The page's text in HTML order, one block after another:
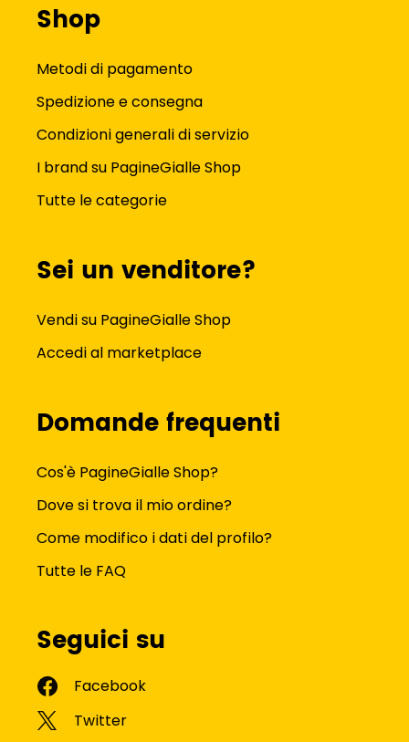
Shop
Metodi di pagamento
Spedizione e consegna
Condizioni generali di servizio
I brand su PagineGialle Shop
Tutte le categorie
Sei un venditore?
Vendi su PagineGialle Shop
Accedi al marketplace
Domande frequenti
Cos'è PagineGialle Shop?
Dove si trova il mio ordine?
Come modifico i dati del profilo?
Tutte le FAQ
Seguici su